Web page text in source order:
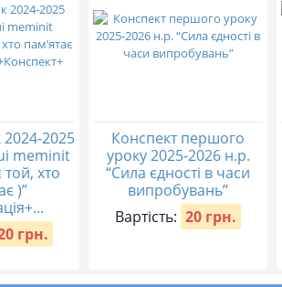
2025
meminit
хто
)”
грн.
Конспект першого
уроку 2025-2026 н.р.
“Сила єдності в часи
випробувань”
Вартість: 20 грн.